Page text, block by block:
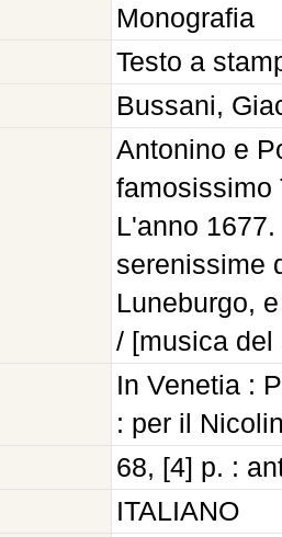
Monografia
Testo a
Bussani,
Antonino e
famosissimo
L'anno
serenissime
Luneburgo,
/ [musica del
In Venetia :
: per il
68, [4] p. :
ITALIANO